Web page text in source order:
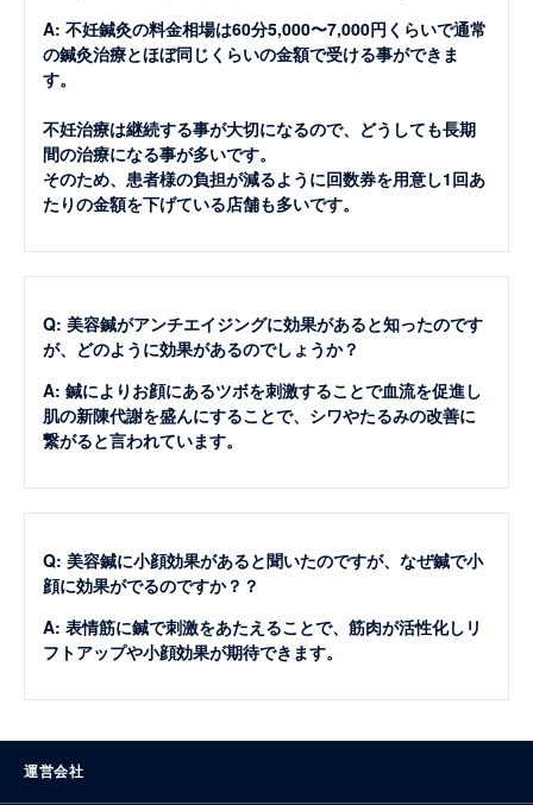
A: 不妊鍼灸の料金相場は60分5,000〜7,000円くらいで通常
の鍼灸治療とほぼ同じくらいの金額で受ける事ができま
す。
不妊治療は継続する事が大切になるので、どうしても長期
間の治療になる事が多いです。
そのため、患者様の負担が減るように回数券を用意し1回あ
たりの金額を下げている店舗も多いです。
Q: 美容鍼がアンチエイジングに効果があると知ったのです
が、どのように効果があるのでしょうか？
A: 鍼によりお顔にあるツボを刺激することで血流を促進し
肌の新陳代謝を盛んにすることで、シワやたるみの改善に
繋がると言われています。
Q: 美容鍼に小顔効果があると聞いたのですが、なぜ鍼で小
顔に効果がでるのですか？？
A: 表情筋に鍼で刺激をあたえることで、筋肉が活性化しリ
フトアップや小顔効果が期待できます。
運営会社